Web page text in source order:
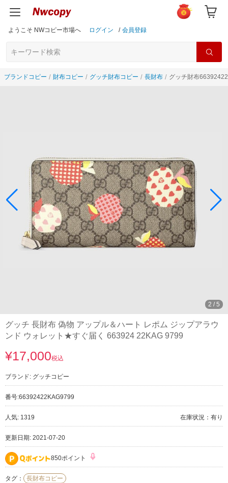
ようこそ NWコピー市場へ ログイン / 会員登録
ブランドコピー 財布コピー グッチ財布コピー 長財布 グッチ財布
2 / 5
グッチ 長財布 偽物 アップル＆ハート レポム ジップアラウ
ンド ウォレット★すぐ届く 663924 22KAG 9799
¥17,000税込
ブランド: グッチコピー
番号:66392422KAG9799
人気: 1319 在庫状況：有り
更新日期: 2021-07-20
850ポイント
タグ： 長財布コピー